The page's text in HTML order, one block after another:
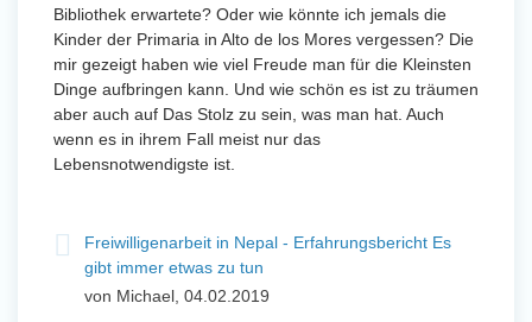
Bibliothek erwartete? Oder wie könnte ich jemals die
Kinder der Primaria in Alto de los Mores vergessen? Die
mir gezeigt haben wie viel Freude man für die Kleinsten
Dinge aufbringen kann. Und wie schön es ist zu träumen
aber auch auf Das Stolz zu sein, was man hat. Auch
wenn es in ihrem Fall meist nur das
Lebensnotwendigste ist.
Freiwilligenarbeit in Nepal - Erfahrungsbericht Es
gibt immer etwas zu tun
von Michael, 04.02.2019